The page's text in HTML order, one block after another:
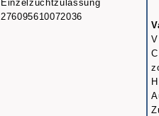
Einzelzuchtzulassung
276095610072036